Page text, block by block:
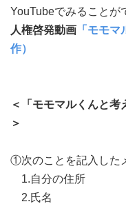
YouTubeでみること
人権啓発動画 「モモ
作）
＜「モモマルくんと
＞
①次のことを記入した
1.自分の住所
2.氏名